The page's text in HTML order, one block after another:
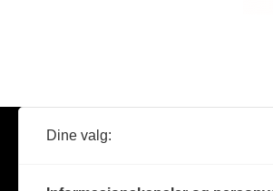
Dine valg: